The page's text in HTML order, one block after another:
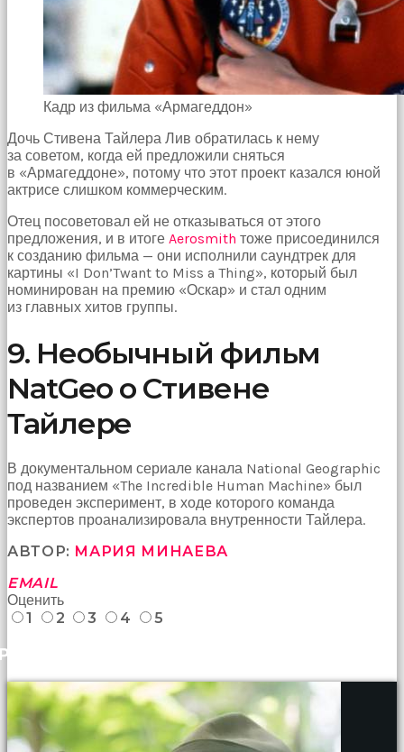
Кадр из фильма «Армагеддон»
Дочь Стивена Тайлера Лив обратилась к нему
за советом, когда ей предложили сняться
в «Армагеддоне», потому что этот проект казался юной
актрисе слишком коммерческим.
Отец посоветовал ей не отказываться от этого
предложения, и в итоге Aerosmith тоже присоединился
к созданию фильма — они исполнили саундтрек для
картины «I Don’Twant to Miss a Thing», который был
номинирован на премию «Оскар» и стал одним
из главных хитов группы.
9. Необычный фильм
NatGeo о Стивене
Тайлере
В документальном сериале канала National Geographic
под названием «The Incredible Human Machine» был
проведен эксперимент, в ходе которого команда
экспертов проанализировала внутренности Тайлера.
АВТОР: МАРИЯ МИНАЕВА
EMAIL
Оценить
1
2 3 4 5